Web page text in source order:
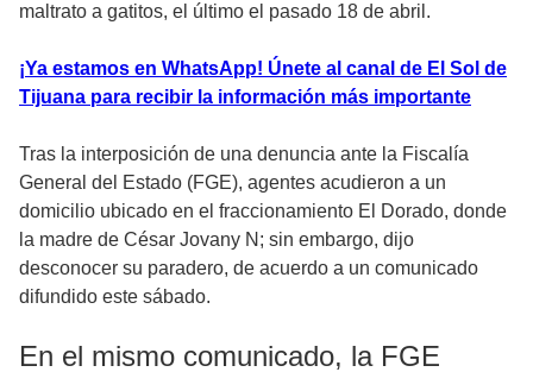
maltrato a gatitos, el último el pasado 18 de abril.
¡Ya estamos en WhatsApp! Únete al canal de El Sol de
Tijuana para recibir la información más importante
Tras la interposición de una denuncia ante la Fiscalía
General del Estado (FGE), agentes acudieron a un
domicilio ubicado en el fraccionamiento El Dorado, donde
la madre de César Jovany N; sin embargo, dijo
desconocer su paradero, de acuerdo a un comunicado
difundido este sábado.
En el mismo comunicado, la FGE